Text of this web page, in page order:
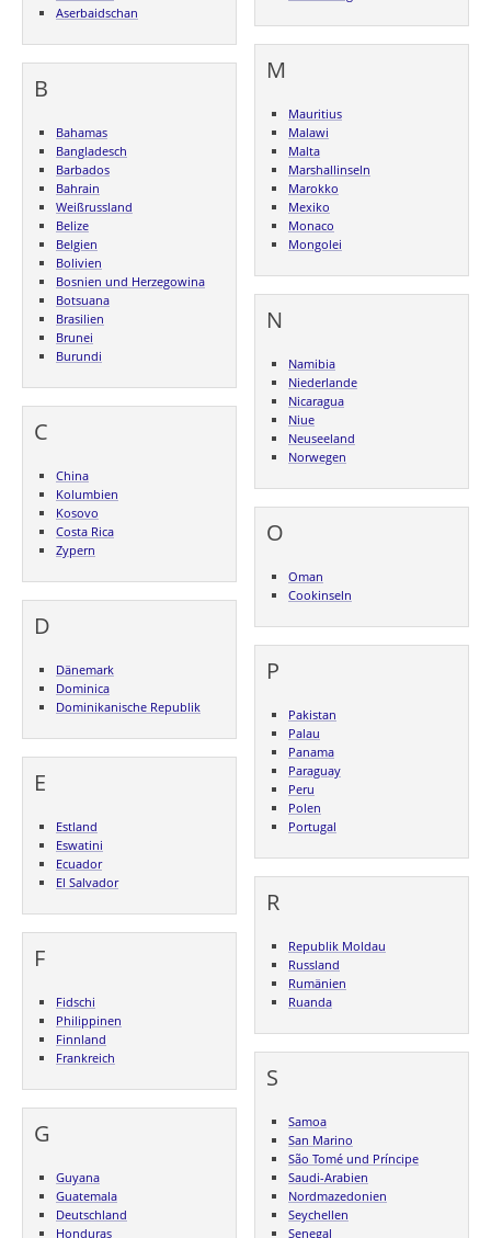
Aserbaidschan
B
Bahamas
Bangladesch
Barbados
Bahrain
Weißrussland
Belize
Belgien
Bolivien
Bosnien und Herzegowina
Botsuana
Brasilien
Brunei
Burundi
C
China
Kolumbien
Kosovo
Costa Rica
Zypern
D
Dänemark
Dominica
Dominikanische Republik
E
Estland
Eswatini
Ecuador
El Salvador
F
Fidschi
Philippinen
Finnland
Frankreich
G
Guyana
Guatemala
Deutschland
Honduras
M
Mauritius
Malawi
Malta
Marshallinseln
Marokko
Mexiko
Monaco
Mongolei
N
Namibia
Niederlande
Nicaragua
Niue
Neuseeland
Norwegen
O
Oman
Cookinseln
P
Pakistan
Palau
Panama
Paraguay
Peru
Polen
Portugal
R
Republik Moldau
Russland
Rumänien
Ruanda
S
Samoa
San Marino
São Tomé und Príncipe
Saudi-Arabien
Nordmazedonien
Seychellen
Senegal